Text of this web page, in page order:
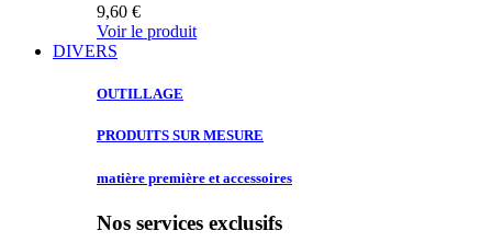
9,60 €
Voir le produit
DIVERS
OUTILLAGE
PRODUITS SURMESURE
matière première et accessoires
Nos services exclusifs